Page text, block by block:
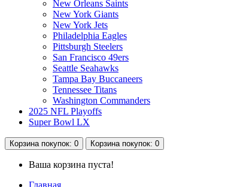
New Orleans Saints
New York Giants
New York Jets
Philadelphia Eagles
Pittsburgh Steelers
San Francisco 49ers
Seattle Seahawks
Tampa Bay Buccaneers
Tennessee Titans
Washington Commanders
2025 NFL Playoffs
Super Bowl LX
Корзина покупок: 0 Корзина покупок: 0
Ваша корзина пуста!
Главная